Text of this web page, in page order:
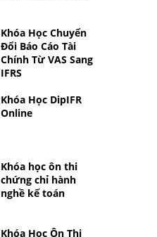
Khóa Học Chuyển
Đổi Báo Cáo Tài
Chính Từ VAS Sang
IFRS
Khóa Học DipIFR
Online
Khóa học ôn thi
chứng chỉ hành
nghề kế toán
Khóa Học Ôn Thi